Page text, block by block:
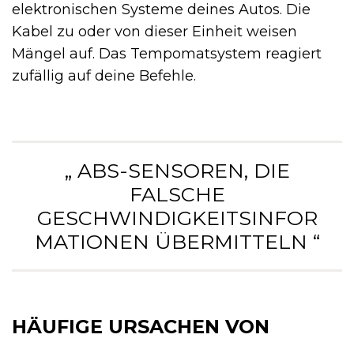
elektronischen Systeme deines Autos. Die
Kabel zu oder von dieser Einheit weisen
Mängel auf. Das Tempomatsystem reagiert
zufällig auf deine Befehle.
„ ABS-SENSOREN, DIE
FALSCHE
GESCHWINDIGKEITSINFOR
MATIONEN ÜBERMITTELN “
HÄUFIGE URSACHEN VON